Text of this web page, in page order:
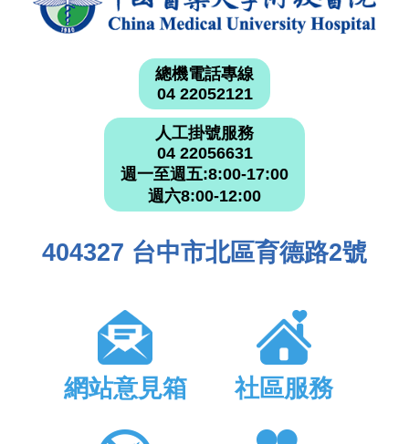
總機電話專線
04 22052121
人工掛號服務
04 22056631
週一至週五:8:00-17:00
週六8:00-12:00
404327 台中市北區育德路2號
網站意見箱 社區服務